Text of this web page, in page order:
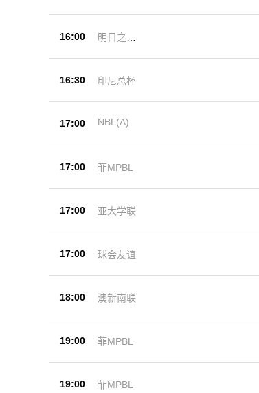
16:00
明日之星
16:30 印尼总杯
17:00 NBL(A)
17:00 菲MPBL
17:00 亚大学联
17:00 球会友谊
18:00 澳新南联
19:00 菲MPBL
19:00 菲MPBL